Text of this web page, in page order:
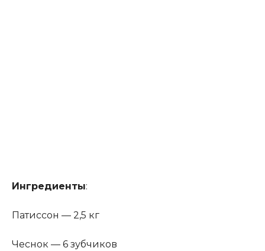
Ингредиенты:
Патиссон — 2,5 кг
Чеснок — 6 зубчиков